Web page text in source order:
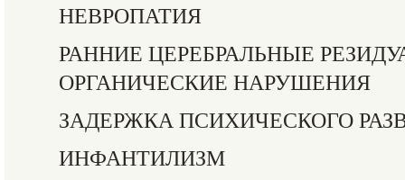
НЕВРОПАТИЯ
РАННИЕ ЦЕРЕБРАЛЬНЫЕ
ОРГАНИЧЕСКИЕ НАРУШЕНИЯ
ЗАДЕРЖКА ПСИХИЧЕСКОГО
ИНФАНТИЛИЗМ